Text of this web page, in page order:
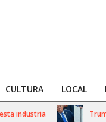
CULTURA LOCAL
Trump